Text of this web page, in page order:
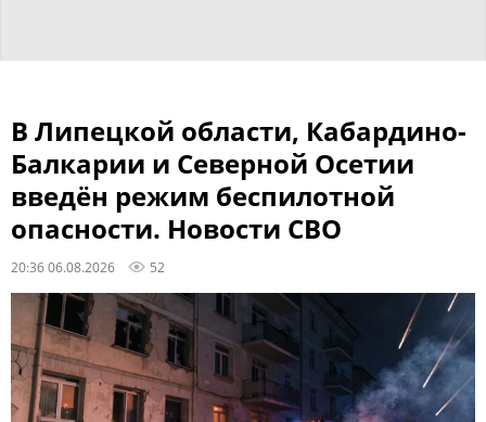
В Липецкой области, Кабардино-
Балкарии и Северной Осетии
введён режим беспилотной
опасности. Новости СВО
20:36 06.08.2026 52